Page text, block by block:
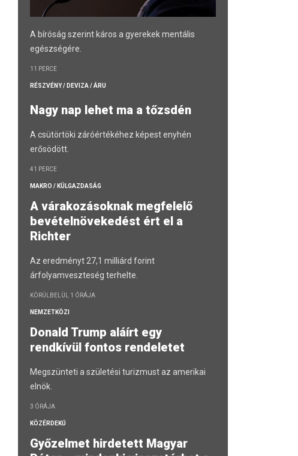
A bíróság szerint káros a gyerekek mentális
egészségére.
11 PERCE
RÉSZVÉNY / DEVIZA / ÁRU
Nagy nap lehet ma a tőzsdén
A csütörtöki záróértékéhez képest enyhén
erősödött.
41 PERCE
MAKRO / KÜLGAZDASÁG
A várakozásoknak megfelelő
bevételnövekedést ért el a
Richter
Az eredményt 27,1 milliárd forint
árfolyamveszteség terhelte.
KÖRÜLBELÜL 1 ÓRÁJA
NEMZETKÖZI
Donald Trump aláírt egy
rendkívül fontos rendeletet
Megszünteti a születési turizmust az amerikai
elnök.
3 ÓRÁJA
KÖZÉRDEKŰ
Győzelmet hirdetett Magyar